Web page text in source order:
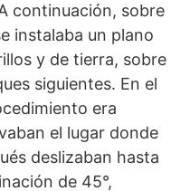
continuación, sobre
instalaba un plano
y de tierra, sobre
siguientes. En el
era
el lugar donde
deslizaban hasta
de 45°,